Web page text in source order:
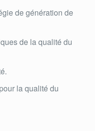
de génération de
de la qualité du
la qualité du